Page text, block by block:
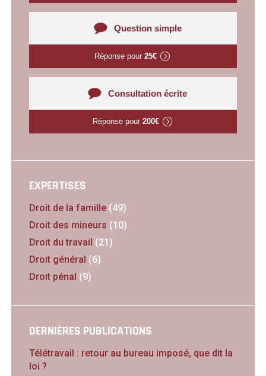
Question simple
Réponse pour25€
Consultation écrite
Réponse pour 200€
EXPERTISES
Droit de la famille(49)
Droit des mineurs (10)
Droit du travail (21)
Droit général (6)
Droit pénal (9)
DERNIÈRES PUBLICATIONS
Télétravail : retour au bureau imposé, que dit la
loi ?